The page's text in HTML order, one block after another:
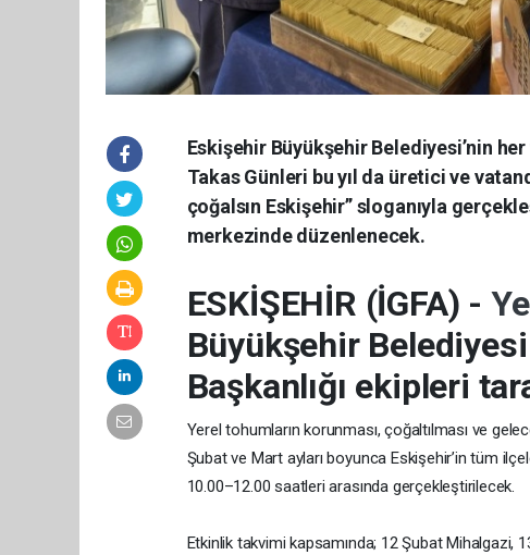
Eskişehir Büyükşehir Belediyesi’nin
Takas Günleri bu yıl da üretici ve
çoğalsın Eskişehir” sloganıyla
merkezinde düzenlenecek.
ESKİŞEHİR (İGFA) -
Büyükşehir
Başkanlığı ekipleri
Yerel tohumların korunması, çoğaltılması ve
Şubat ve Mart ayları boyunca Eskişehir’in tüm
10.00–12.00 saatleri arasında gerçekleştirilecek.
Etkinlik takvimi kapsamında; 12 Şubat Mihalgazi,